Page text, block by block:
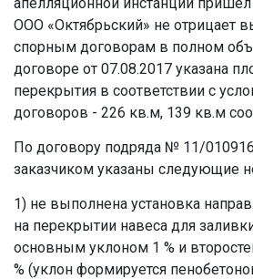
ООО «Октябрьский» не отрицает
спорным договорам в полном
договоре от 07.08.2017 указана
перекрытия в соответствии с
договоров - 226 кв.м, 139 кв.м
По договору подряда № 11/
заказчиком указаны следующие
1) не выполнена установка
на перекрытии навеса для
основным уклоном 1 % и
% (уклон формируется